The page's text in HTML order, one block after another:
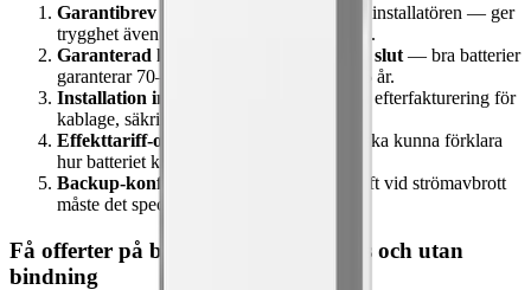
Garantibrev från tillverkaren
, inte bara installatören — ger
trygghet även om installatören byter bolag.
Garanterad kapacitet vid garantitidens slut — bra batterier
garanterar 70–80 procent kvar efter 10–15 år.
Installation inkluderad i priset
— ingen efterfakturering för
kablage, säkringar eller dragning.
Effekttariff-optimering
— installatören ska kunna förklara
hur batteriet kapar dina effekttoppar.
Backup-konfiguration
— vill du ha ödrift vid strömavbrott
måste det specificeras i offerten.
Få offerter på batterilagring — gratis och utan
bindning